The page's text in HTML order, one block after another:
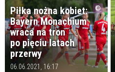
Piłka nożna kobiet:
Bayern Monachium
wraca na tron
po pięciu latach
przerwy
06.06.2021, 16:17